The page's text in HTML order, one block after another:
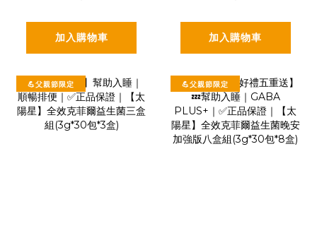
加入購物車 加入購物車
💪父親節限定 💪父親節限定